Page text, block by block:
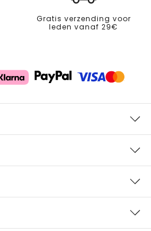
Gratis verzending voor
leden vanaf 29€